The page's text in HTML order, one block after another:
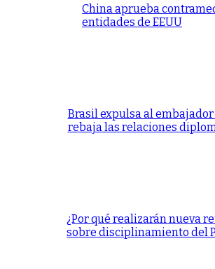
China aprueba
entidades de EEUU
Brasil expulsa al
rebaja las relaciones
¿Por qué realizarán nueva
sobre disciplinamiento del